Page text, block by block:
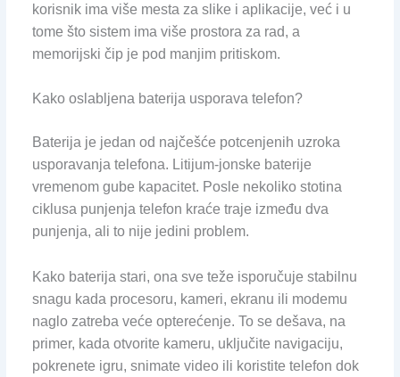
korisnik ima više mesta za slike i aplikacije, već i u
tome što sistem ima više prostora za rad, a
memorijski čip je pod manjim pritiskom.
Kako oslabljena baterija usporava telefon?
Baterija je jedan od najčešće potcenjenih uzroka
usporavanja telefona. Litijum-jonske baterije
vremenom gube kapacitet. Posle nekoliko stotina
ciklusa punjenja telefon kraće traje između dva
punjenja, ali to nije jedini problem.
Kako baterija stari, ona sve teže isporučuje stabilnu
snagu kada procesoru, kameri, ekranu ili modemu
naglo zatreba veće opterećenje. To se dešava, na
primer, kada otvorite kameru, uključite navigaciju,
pokrenete igru, snimate video ili koristite telefon dok